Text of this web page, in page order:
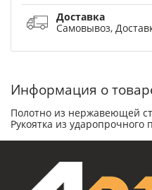
Доставка
Самовывоз,
Информация о
Полотно из нержавеющей
Рукоятка из ударопрочного